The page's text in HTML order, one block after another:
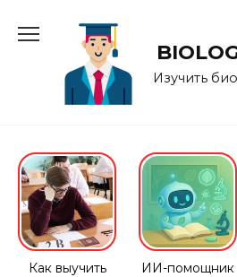
содержанию
Изучить
Как выучить ИИ-помощник